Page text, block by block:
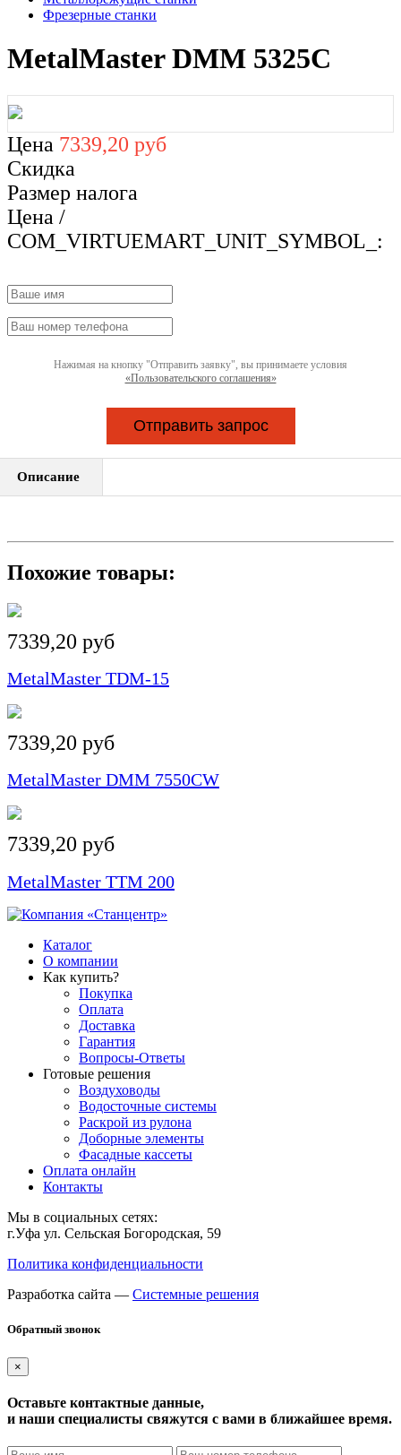
Фрезерные станки
MetalMaster DMM 5325C
Цена 7339,20 руб
Скидка
Размер налога
Цена /
COM_VIRTUEMART_UNIT_SYMBOL_:
Нажимая на кнопку "Отправить заявку", вы принимаете условия
«Пользовательского соглашения»
Отправить запрос
Описание
Похожие товары:
7339,20 руб
MetalMaster TDM-15
7339,20 руб
MetalMaster DMM 7550CW
7339,20 руб
MetalMaster ТTM 200
Каталог
О компании
Как купить?
Покупка
Оплата
Доставка
Гарантия
Вопросы-Ответы
Готовые решения
Воздуховоды
Водосточные системы
Раскрой из рулона
Доборные элементы
Фасадные кассеты
Оплата онлайн
Контакты
Мы в социальных сетях:
г.Уфа ул. Сельская Богородская, 59
Политика конфиденциальности
Разработка сайта — Системные решения
Обратный звонок
×
Оставьте контактные данные,
и наши специалисты свяжутся с вами в ближайшее время.